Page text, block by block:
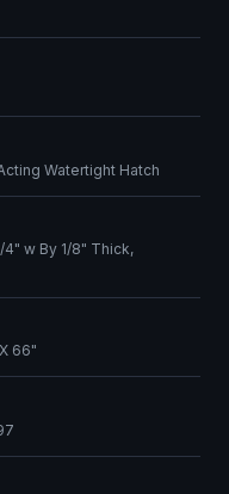
Watertight Hatch
4" w By 1/8" Thick,
66"